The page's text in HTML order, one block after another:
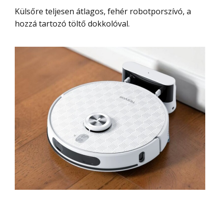
Külsőre teljesen átlagos, fehér robotporszívó, a
hozzá tartozó töltő dokkolóval.